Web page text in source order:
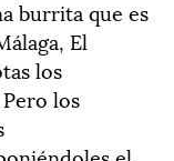
burrita que es
El
los
los